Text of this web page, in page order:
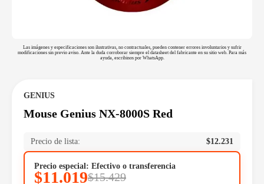
Las imágenes y especificaciones son ilustrativas, no contractuales, pueden contener errores involuntarios y sufrir
modificaciones sin previo aviso. Ante la duda corroborar siempre el datasheet del fabricante en su sitio web. Para más
ayuda, escribinos por WhatsApp.
GENIUS
Mouse Genius NX-8000S Red
Precio de lista: $12.231
Precio especial: Efectivo o transferencia
$11.019$15.429